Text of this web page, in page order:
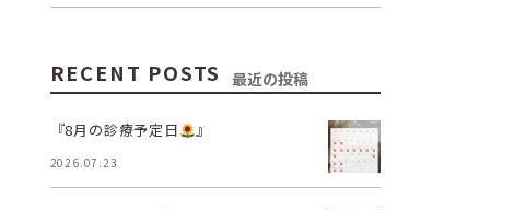
RECENT POSTS 最近の投稿
『8月の診療予定日 』
2026.07.23